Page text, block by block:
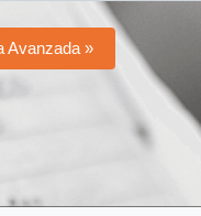
Avanzada »